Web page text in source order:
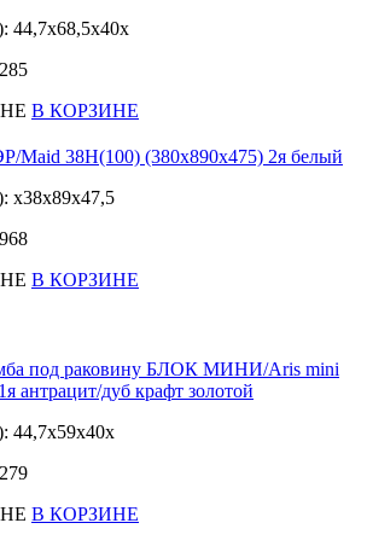
44,7x68,5x40x
В КОРЗИНЕ
Maid 38Н(100) (380х890х475) 2я белый
x38x89x47,5
В КОРЗИНЕ
под раковину БЛОК МИНИ/Aris mini
антрацит/дуб крафт золотой
44,7x59x40x
В КОРЗИНЕ